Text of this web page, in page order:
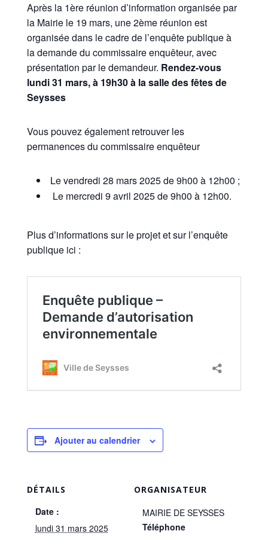
Après la 1ère réunion d’information organisée par
la Mairie le 19 mars, une 2ème réunion est
organisée dans le cadre de l’enquête publique à
la demande du commissaire enquêteur, avec
présentation par le demandeur. Rendez-vous
lundi 31 mars, à 19h30 à la salle des fêtes de
Seysses
Vous pouvez également retrouver les
permanences du commissaire enquêteur
Le vendredi 28 mars 2025 de 9h00 à 12h00 ;
Le mercredi 9 avril 2025 de 9h00 à 12h00.
Plus d’informations sur le projet et sur l’enquête
publique ici :
Ajouter au calendrier
DÉTAILS
Date :
lundi 31 mars 2025
ORGANISATEUR
MAIRIE DE SEYSSES
Téléphone